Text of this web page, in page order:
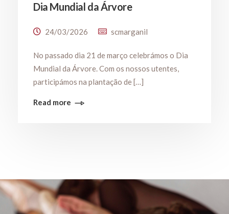
Dia Mundial da Árvore
24/03/2026 scmarganil
No passado dia 21 de março celebrámos o Dia
Mundial da Árvore. Com os nossos utentes,
participámos na plantação de […]
Read more